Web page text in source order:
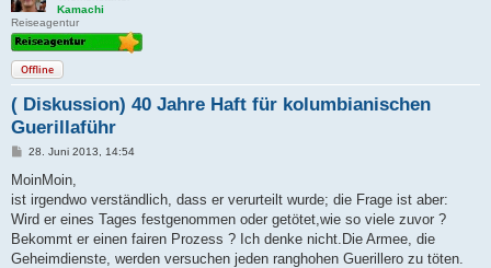
Kamachi
Reiseagentur
Offline
( Diskussion) 40 Jahre Haft für kolumbianischen
Guerillaführ
B
i
r
a
28. Juni 2013, 14:54
MoinMoin,
ist irgendwo verständlich, dass er verurteilt wurde; die Frage ist aber:
Wird er eines Tages festgenommen oder getötet,wie so viele zuvor ?
Bekommt er einen fairen Prozess ? Ich denke nicht.Die Armee, die
Geheimdienste, werden versuchen jeden ranghohen Guerillero zu töten.